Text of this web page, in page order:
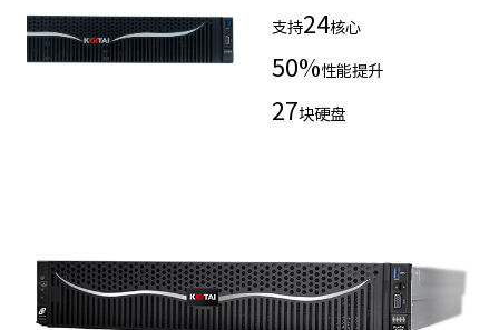
支持24核心
50%性能提升
27块硬盘